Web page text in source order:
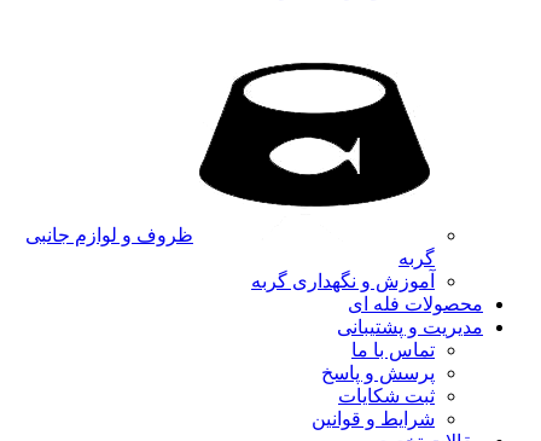
ظروف و لوازم جانبی
گربه
آموزش و نگهداری گربه
محصولات فله ای
مدیریت و پشتیبانی
تماس با ما
پرسش و پاسخ
ثبت شکایات
شرایط و قوانین